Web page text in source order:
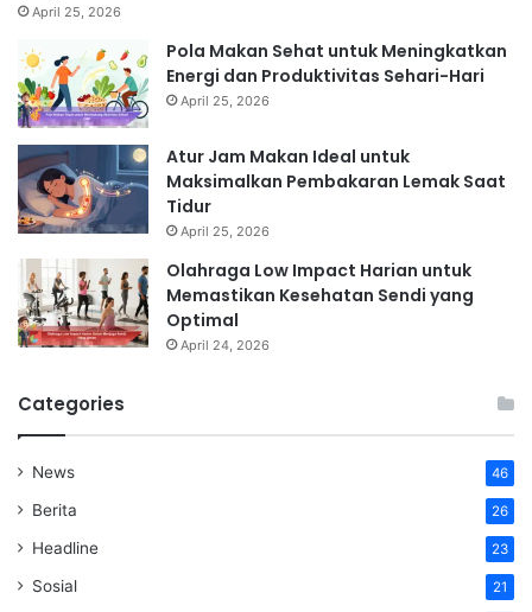
April 25, 2026
Pola Makan Sehat untuk Meningkatkan
Energi dan Produktivitas Sehari-Hari
April 25, 2026
Atur Jam Makan Ideal untuk
Maksimalkan Pembakaran Lemak Saat
Tidur
April 25, 2026
Olahraga Low Impact Harian untuk
Memastikan Kesehatan Sendi yang
Optimal
April 24, 2026
Categories
News 46
Berita 26
Headline 23
Sosial 21